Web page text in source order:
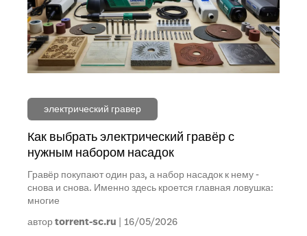
электрический гравер
Как выбрать электрический гравёр с
нужным набором насадок
Гравёр покупают один раз, а набор насадок к нему -
снова и снова. Именно здесь кроется главная ловушка:
многие
авторtorrent-sc.ru 16/05/2026